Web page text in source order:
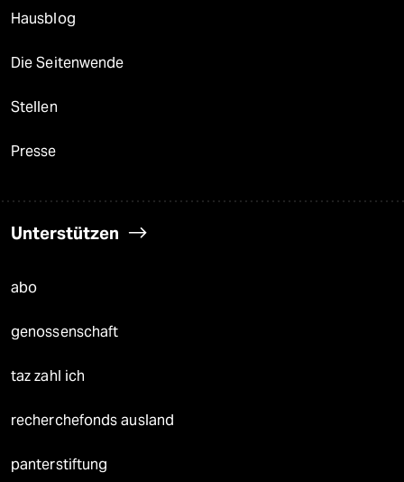
Hausblog
Die Seitenwende
Stellen
Presse
Unterstützen
abo
genossenschaft
taz zahl ich
recherchefonds ausland
panterstiftung